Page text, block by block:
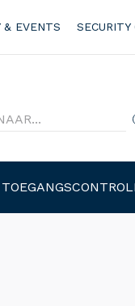
& EVENTS SECURITY